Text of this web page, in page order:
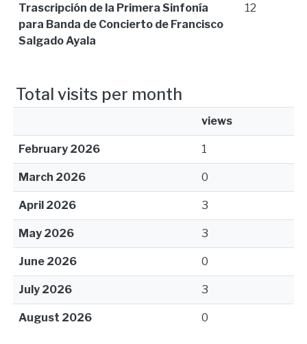
Trascripción de la Primera Sinfonía
para Banda de Concierto de Francisco
Salgado Ayala
12
Total visits per month
views
February 2026 1
March 2026 0
April 2026 3
May 2026 3
June 2026 0
July 2026 3
August 2026 0